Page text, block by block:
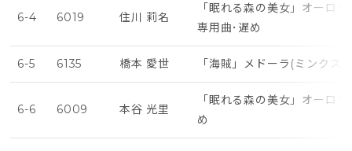
6-4 6019 住川 莉名
「眠れる森の美女」オーロ
専用曲･遅め
6-5 6135 橋本 愛世 「海賊」メドーラ(ミンクス
6-6 6009 本谷 光里
「眠れる森の美女」オーロ
め